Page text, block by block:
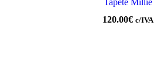
120.00€ c/IVA